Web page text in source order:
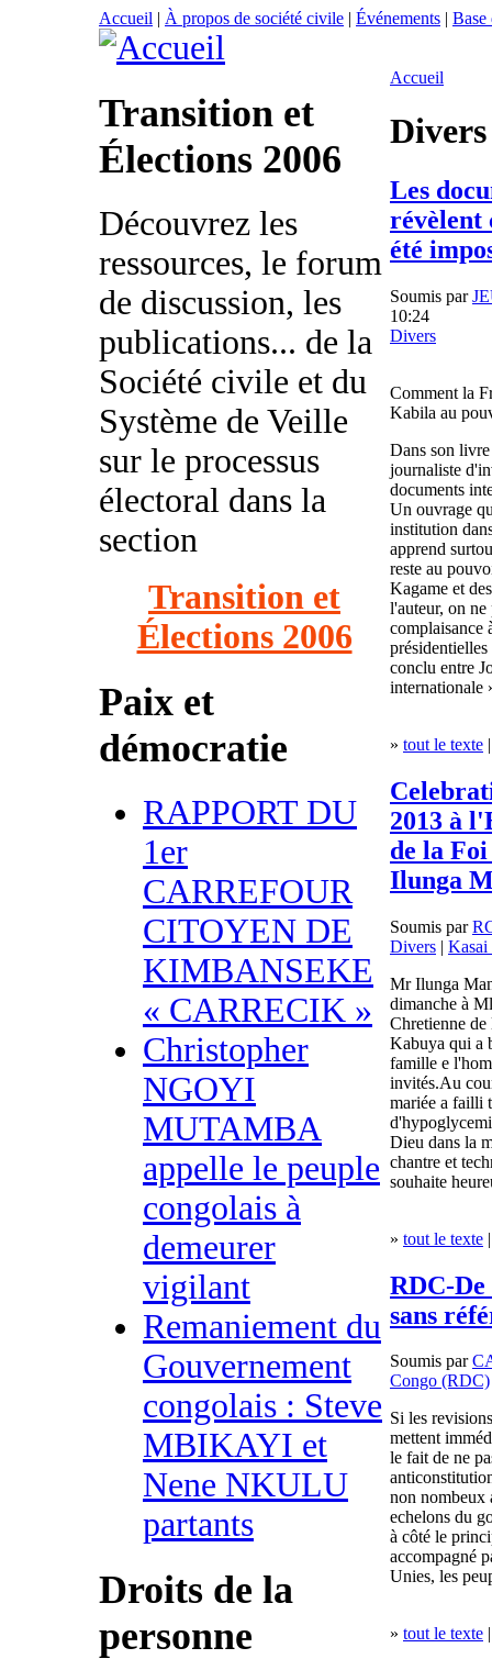
Accueil | À propos de société civile | Événements | Base
Transition et
Élections 2006
Découvrez les
ressources, le forum
de discussion, les
publications... de la
Société civile et du
Système de Veille
sur le processus
électoral dans la
section
Transition et
Élections 2006
Paix et
démocratie
RAPPORT DU
1er
CARREFOUR
CITOYEN DE
KIMBANSEKE
« CARRECIK »
Christopher
NGOYI
MUTAMBA
appelle le peuple
congolais à
demeurer
vigilant
Remaniement du
Gouvernement
congolais : Steve
MBIKAYI et
Nene NKULU
partants
Droits de la
personne
Accueil
Divers
Les
révèlent
été
Soumis par
10:24
Divers
Comment la
Kabila au
Dans son
journaliste
documents
Un ouvrage
institution
apprend
reste au
Kagame et
l'auteur, on ne
complaisance
conclu entre
internationale
» tout le texte
2013 à
de la
Ilunga
Soumis par
Divers | Kasai
Mr Ilunga
dimanche à
Chretienne
Kabuya qui a
famille e
invités.Au
mariée a failli
Dieu dans la
chantre et
souhaite
» tout le texte
RDC-
sans
Soumis par
Congo (RDC)
Si les
mettent
le fait de ne
non nombeux
echelons du
à côté le
accompagné
Unies, les
» tout le texte